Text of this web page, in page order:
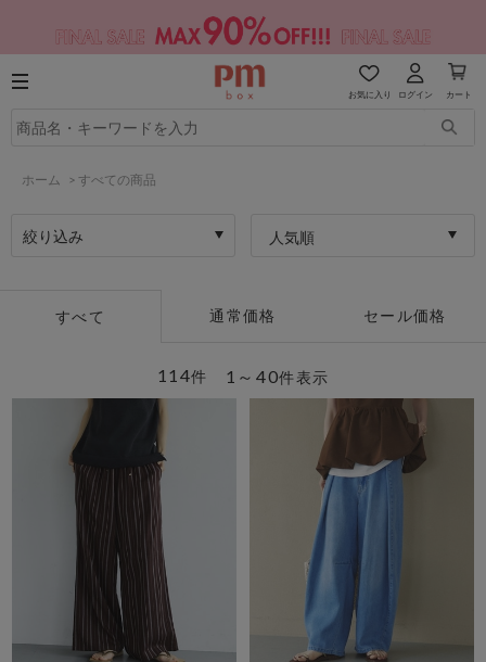
お気に入り ログイン カート
ホーム > すべての商品
絞り込み 人気順
すべて 通常価格 セール価格
1～40件表示
114件